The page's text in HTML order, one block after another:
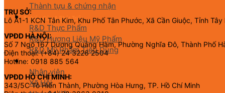
Thành tựu & chứng nhận
Nghiên Cứu & Phát Triển
R&D Thực Phẩm
R&D Hương Liệu Mỹ Phẩm
R&D Mỹ Phẩm Tiêu Dùng
CSR
Nhân viên
Xã Hội
TRỤ SỞ:
Lô A1-1 KCN Tân Kim, Khu Phố Tân Phước, Xã Cần Giuộc, Tỉnh Tây
VPĐD HÀ NỘI:
Số 7 Ngõ 167 Dương Quảng Hàm, Phường Nghĩa Đô, Thành Phố
Điện thoại: (+84) 24 3226 2504
Hotline: 0918 885 564
VPĐD HỒ CHÍ MINH:
343/5C Tô Hiến Thành, Phường Hòa Hưng, TP. Hồ Chí Minh